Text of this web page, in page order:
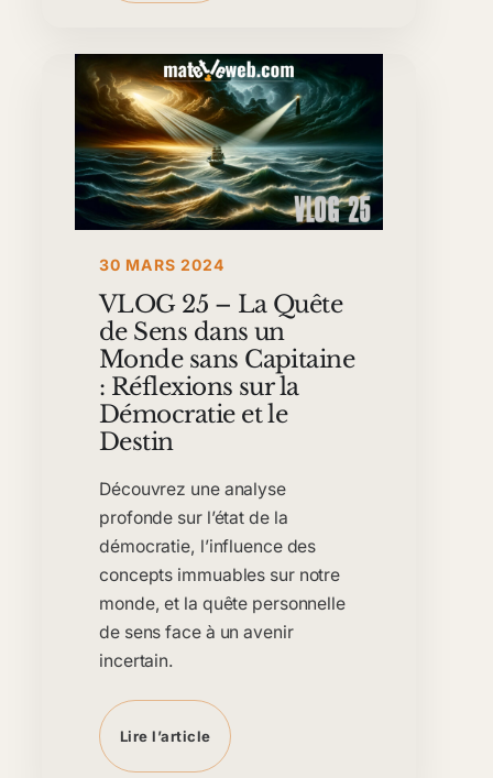
30 MARS 2024
VLOG 25 – La Quête
de Sens dans un
Monde sans Capitaine
: Réflexions sur la
Démocratie et le
Destin
Découvrez une analyse
profonde sur l’état de la
démocratie, l’influence des
concepts immuables sur notre
monde, et la quête personnelle
de sens face à un avenir
incertain.
Lire l’article